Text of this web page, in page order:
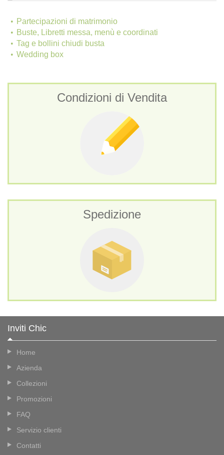
Partecipazioni di matrimonio
Buste, Libretti messa, menù e coordinati
Tag e bollini chiudi busta
Wedding box
Condizioni di Vendita
Spedizione
Inviti Chic
Home
Azienda
Collezioni
Promozioni
FAQ
Servizio clienti
Contatti